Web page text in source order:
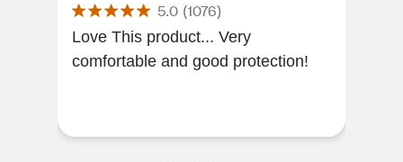
5.0 (1076)
Love This product... Very
comfortable and good protection!